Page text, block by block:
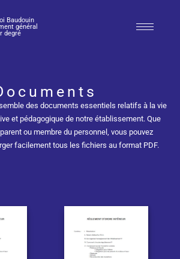
Baudouin
général
degré
des documents essentiels relatifs à la vie
et pédagogique de notre établissement. Que
ou membre du personnel, vous pouvez
facilement tous les fichiers au format PDF.